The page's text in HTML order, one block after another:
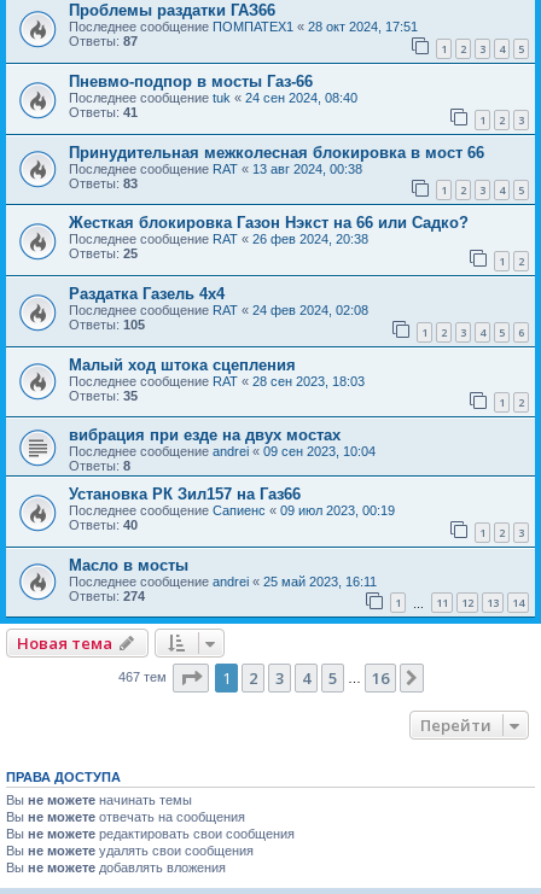
Проблемы раздатки ГАЗ66
Последнее сообщение ПОМПАТЕХ1 « 28 окт 2024, 17:51
Ответы: 87 1 2 3 4 5
Пневмо-подпор в мосты Газ-66
Последнее сообщение tuk « 24 сен 2024, 08:40
Ответы: 41 1 2 3
Принудительная межколесная блокировка в мост 66
Последнее сообщение RAT « 13 авг 2024, 00:38
Ответы: 83 1 2 3 4 5
Жесткая блокировка Газон Нэкст на 66 или Садко?
Последнее сообщение RAT « 26 фев 2024, 20:38
Ответы: 25 1 2
Раздатка Газель 4х4
Последнее сообщение RAT « 24 фев 2024, 02:08
Ответы: 105 1 2 3 4 5 6
Малый ход штока сцепления
Последнее сообщение RAT « 28 сен 2023, 18:03
Ответы: 35 1 2
вибрация при езде на двух мостах
Последнее сообщение andrei « 09 сен 2023, 10:04
Ответы: 8
Установка РК Зил157 на Газ66
Последнее сообщение Сапиенс « 09 июл 2023, 00:19
Ответы: 40 1 2 3
Масло в мосты
Последнее сообщение andrei « 25 май 2023, 16:11
Ответы: 274 1 11 12 13 14
Новая тема
467 тем Страница из 16
1 2 3 4 5 … 16
Перейти
ПРАВА ДОСТУПА
Вы не можете начинать темы
Вы не можете отвечать на сообщения
Вы не можете редактировать свои сообщения
Вы не можете удалять свои сообщения
Вы не можете добавлять вложения